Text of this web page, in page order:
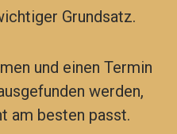
Grundsatz.
und einen Termin
werden,
am besten passt.